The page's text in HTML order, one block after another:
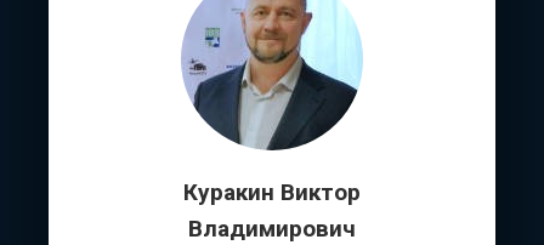
Куракин Виктор
Владимирович